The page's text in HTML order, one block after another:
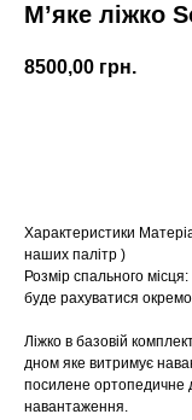
Мʼяке ліжко
8500,00 грн.
Характеристики
наших палітр )
Розмір спального
буде рахуватися
Ліжко в базовій
дном яке витримує
посилене ортопедичне
навантаження.